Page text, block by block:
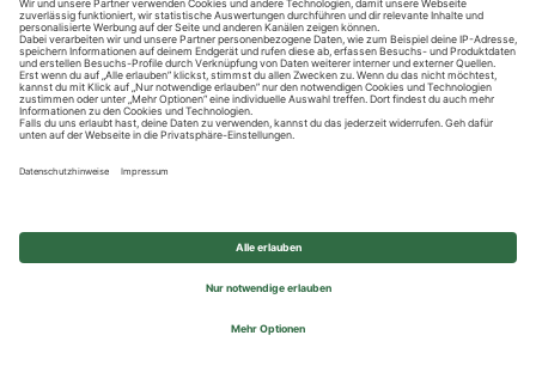
Impressum
Privatsphäre-Einstellungen
© 2026 REWE Group - All rights reserved